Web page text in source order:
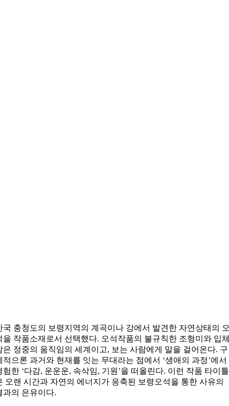
국 충청도의 보령지역의 계곡이나 강에서 발견한 자연상태의
을 작품소재로서 선택했다. 오석작품의 불규칙한 조형미와 입
은 정중의 움직임의 세계이고, 보는 사람에게 말을 걸어온다. 구
적으론 과거와 현재를 잇는 무대라는 점에서 ‘생애의 과정’에서
험한 ‘다감, 운운운, 속삭임, 기원 ’을 떠올린다. 이런 작품 타이틀
오랜 시간과 자연의 에너지가 응축된 보령오석을 통한 사유의
과의 은유이다.